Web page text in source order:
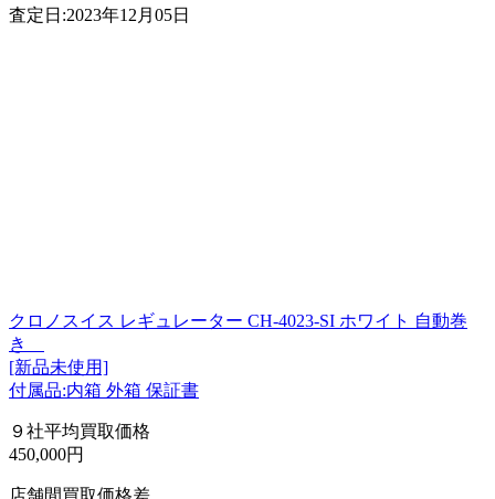
査定日:2023年12月05日
クロノスイス レギュレーター CH-4023-SI ホワイト 自動巻
き
[新品未使用]
付属品:内箱 外箱 保証書
９社平均買取価格
450,000円
店舗間買取価格差